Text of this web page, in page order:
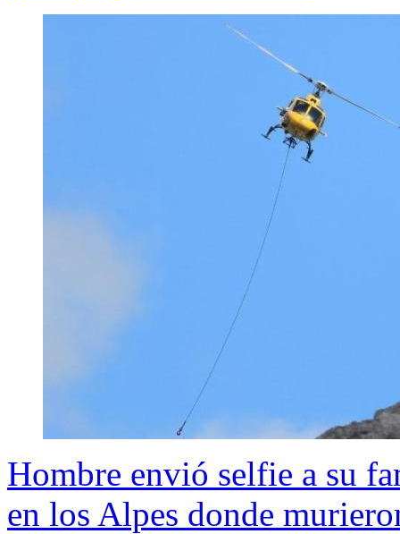
Hombre envió selfie a su
en los Alpes donde